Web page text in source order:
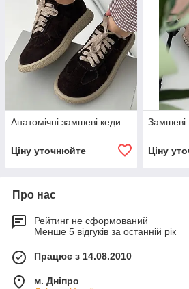
Анатомічні замшеві кеди
Ціну уточнюйте
Замшеві
Ціну
Про нас
Рейтинг не сформований
Менше 5 відгуків за останній рік
Працює з 14.08.2010
м. Дніпро